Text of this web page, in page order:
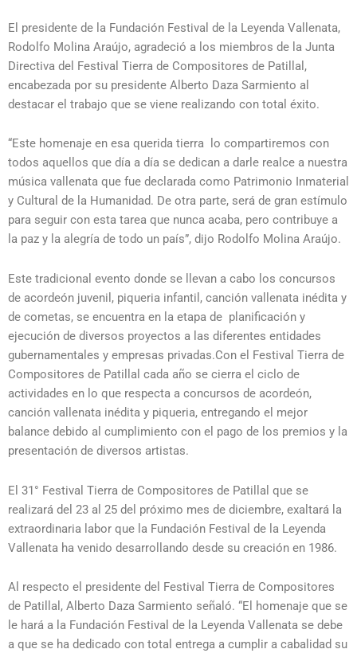
El presidente de la Fundación Festival de la Leyenda Vallenata,
Rodolfo Molina Araújo, agradeció a los miembros de la Junta
Directiva del Festival Tierra de Compositores de Patillal,
encabezada por su presidente Alberto Daza Sarmiento al
destacar el trabajo que se viene realizando con total éxito.
“Este homenaje en esa querida tierra lo compartiremos con
todos aquellos que día a día se dedican a darle realce a nuestra
música vallenata que fue declarada como Patrimonio Inmaterial
y Cultural de la Humanidad. De otra parte, será de gran estímulo
para seguir con esta tarea que nunca acaba, pero contribuye a
la paz y la alegría de todo un país”, dijo Rodolfo Molina Araújo.
Este tradicional evento donde se llevan a cabo los concursos
de acordeón juvenil, piqueria infantil, canción vallenata inédita y
de cometas, se encuentra en la etapa de planificación y
ejecución de diversos proyectos a las diferentes entidades
gubernamentales y empresas privadas.Con el Festival Tierra de
Compositores de Patillal cada año se cierra el ciclo de
actividades en lo que respecta a concursos de acordeón,
canción vallenata inédita y piqueria, entregando el mejor
balance debido al cumplimiento con el pago de los premios y la
presentación de diversos artistas.
El 31° Festival Tierra de Compositores de Patillal que se
realizará del 23 al 25 del próximo mes de diciembre, exaltará la
extraordinaria labor que la Fundación Festival de la Leyenda
Vallenata ha venido desarrollando desde su creación en 1986.
Al respecto el presidente del Festival Tierra de Compositores
de Patillal, Alberto Daza Sarmiento señaló. “El homenaje que se
le hará a la Fundación Festival de la Leyenda Vallenata se debe
a que se ha dedicado con total entrega a cumplir a cabalidad su